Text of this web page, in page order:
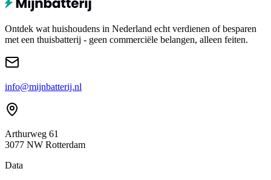
Ontdek wat huishoudens in Nederland echt verdienen of besparen
met een thuisbatterij - geen commerciële belangen, alleen feiten.
info@mijnbatterij.nl
Arthurweg 61
3077 NW Rotterdam
Data